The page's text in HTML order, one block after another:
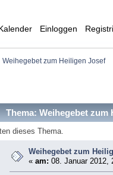
Einloggen
Weihegebet zum Heiligen Josef
Thema: Weihegebet zum
dieses Thema.
Weihegebet zum
«am: 08. Januar 2012,